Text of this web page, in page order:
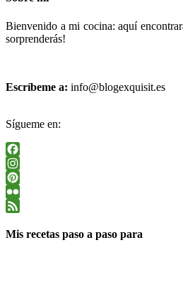
Bienvenido a mi cocina: aquí
sorprenderás!
Escríbeme a: info@blogexquisit.es
Sígueme en:
Facebook
Instagram
Pinterest
Flickr
Mis recetas paso a paso para